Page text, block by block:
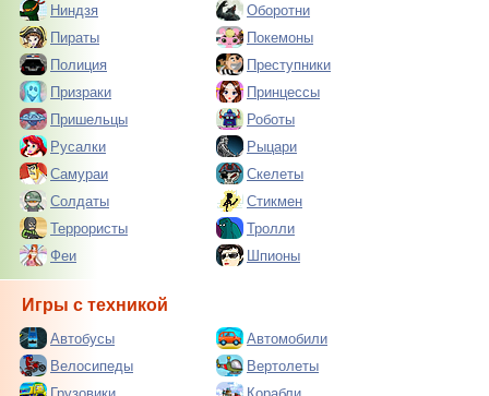
Ниндзя
Оборотни
Пираты
Покемоны
Полиция
Преступники
Призраки
Принцессы
Пришельцы
Роботы
Русалки
Рыцари
Самураи
Скелеты
Солдаты
Стикмен
Террористы
Тролли
Феи
Шпионы
Игры с техникой
Автобусы
Автомобили
Велосипеды
Вертолеты